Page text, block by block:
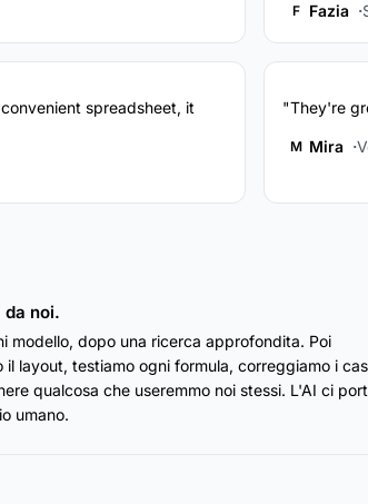
F Fazia
spreadsheet, it
"They're
M Mira
da noi.
modello, dopo una ricerca approfondita. Poi
layout, testiamo ogni formula, correggiamo i
qualcosa che useremmo noi stessi. L'AI ci
umano.